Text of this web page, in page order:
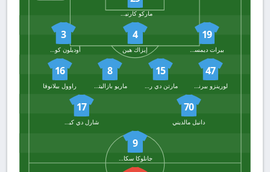
ماركو كارنيسيكي
19
بيرات ديمسيتي
4
إيزاك هين
3
أوديلون كوسونو
47
لورينزو بيرناسكوني
15
مارتن دي رون
8
ماريو بازاليتش
16
راوول بيلانوفا
70
دانيل مالديني
17
شارل دي كيتيلير
9
جانلوكا سكاماكا